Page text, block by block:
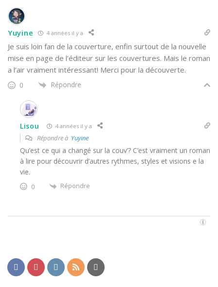
Yuyine 4 années il y a
Je suis loin fan de la couverture, enfin surtout de la nouvelle
mise en page de l’éditeur sur les couvertures. Mais le roman
a l’air vraiment intéressant! Merci pour la découverte.
0 Répondre
Lisou 4 années il y a
Répondre à Yuyine
Qu’est ce qui a changé sur la couv’? C’est vraiment un roman
à lire pour découvrir d’autres rythmes, styles et visions e la
vie.
0 Répondre